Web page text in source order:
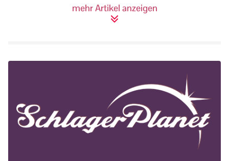
mehr Artikel anzeigen